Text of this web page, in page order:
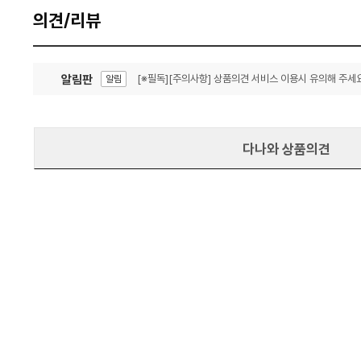
의견/리뷰
알림판 알림 [※필독][주의사항] 상품의견 서비스 이용시 유의해 주세
다나와 상품의견